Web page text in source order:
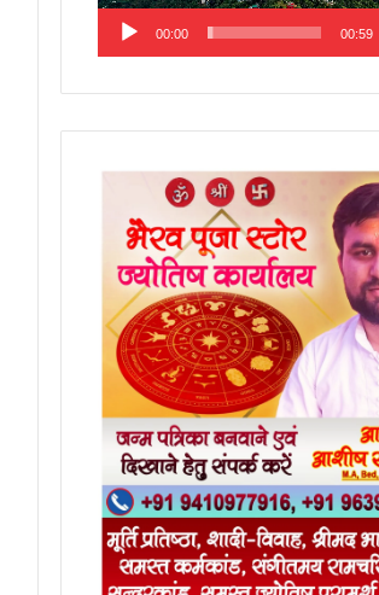
00:00 00:59